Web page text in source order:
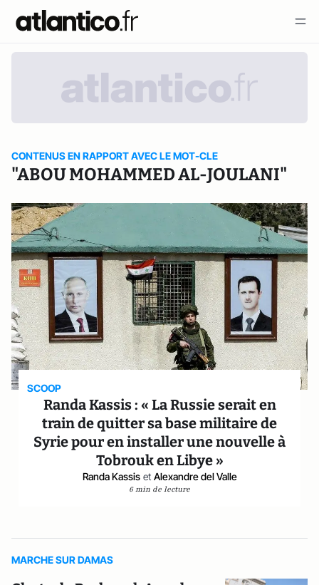
CONTENUS EN RAPPORT AVEC LE MOT-CLE
"ABOU MOHAMMED AL-JOULANI"
SCOOP
Randa Kassis : « La Russie serait en
train de quitter sa base militaire de
Syrie pour en installer une nouvelle à
Tobrouk en Libye »
Randa Kassis et Alexandre del Valle
6 min de lecture
MARCHE SUR DAMAS